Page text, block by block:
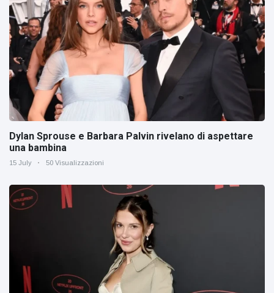
Dylan Sprouse e Barbara Palvin rivelano di aspettare
una bambina
15 July 50 Visualizzazioni